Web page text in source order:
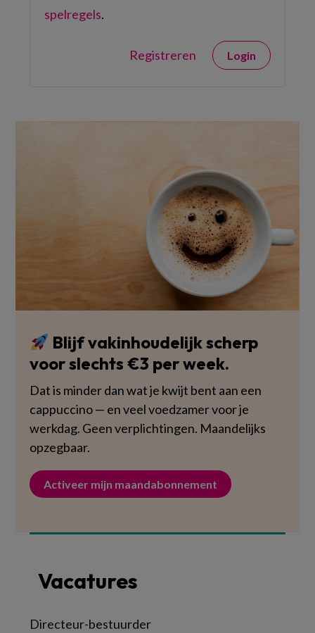
spelregels.
Registreren Login
Blijf vakinhoudelijk scherp
voor slechts €3 per week.
Dat is minder dan wat je kwijt bent aan een
cappuccino — en veel voedzamer voor je
werkdag. Geen verplichtingen. Maandelijks
opzegbaar.
Activeer mijn maandabonnement
Vacatures
Directeur-bestuurder